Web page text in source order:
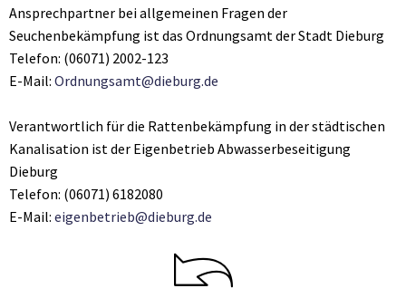
Ansprechpartner bei allgemeinen Fragen der
Seuchenbekämpfung ist das Ordnungsamt der Stadt Dieburg
Telefon: (06071) 2002-123
E-Mail: Ordnungsamt@dieburg.de
Verantwortlich für die Rattenbekämpfung in der städtischen
Kanalisation ist der Eigenbetrieb Abwasserbeseitigung
Dieburg
Telefon: (06071) 6182080
E-Mail: eigenbetrieb@dieburg.de